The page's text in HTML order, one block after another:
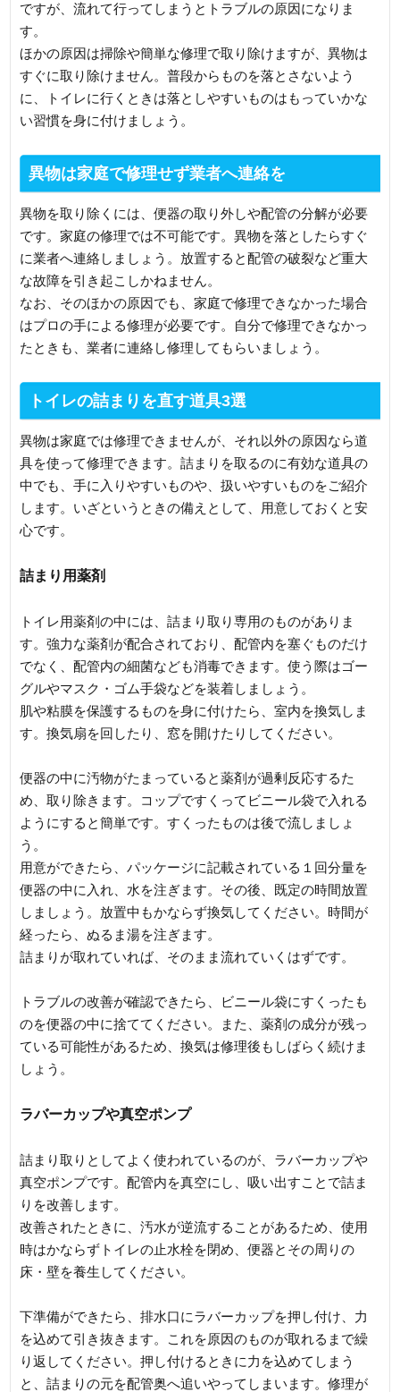
ですが、流れて行ってしまうとトラブルの原因になりま
す。
ほかの原因は掃除や簡単な修理で取り除けますが、異物は
すぐに取り除けません。普段からものを落とさないよう
に、トイレに行くときは落としやすいものはもっていかな
い習慣を身に付けましょう。
異物は家庭で修理せず業者へ連絡を
異物を取り除くには、便器の取り外しや配管の分解が必要
です。家庭の修理では不可能です。異物を落としたらすぐ
に業者へ連絡しましょう。放置すると配管の破裂など重大
な故障を引き起こしかねません。
なお、そのほかの原因でも、家庭で修理できなかった場合
はプロの手による修理が必要です。自分で修理できなかっ
たときも、業者に連絡し修理してもらいましょう。
トイレの詰まりを直す道具3選
異物は家庭では修理できませんが、それ以外の原因なら道
具を使って修理できます。詰まりを取るのに有効な道具の
中でも、手に入りやすいものや、扱いやすいものをご紹介
します。いざというときの備えとして、用意しておくと安
心です。
詰まり用薬剤
トイレ用薬剤の中には、詰まり取り専用のものがありま
す。強力な薬剤が配合されており、配管内を塞ぐものだけ
でなく、配管内の細菌なども消毒できます。使う際はゴー
グルやマスク・ゴム手袋などを装着しましょう。
肌や粘膜を保護するものを身に付けたら、室内を換気しま
す。換気扇を回したり、窓を開けたりしてください。
便器の中に汚物がたまっていると薬剤が過剰反応するた
め、取り除きます。コップですくってビニール袋で入れる
ようにすると簡単です。すくったものは後で流しましょ
う。
用意ができたら、パッケージに記載されている１回分量を
便器の中に入れ、水を注ぎます。その後、既定の時間放置
しましょう。放置中もかならず換気してください。時間が
経ったら、ぬるま湯を注ぎます。
詰まりが取れていれば、そのまま流れていくはずです。
トラブルの改善が確認できたら、ビニール袋にすくったも
のを便器の中に捨ててください。また、薬剤の成分が残っ
ている可能性があるため、換気は修理後もしばらく続けま
しょう。
ラバーカップや真空ポンプ
詰まり取りとしてよく使われているのが、ラバーカップや
真空ポンプです。配管内を真空にし、吸い出すことで詰ま
りを改善します。
改善されたときに、汚水が逆流することがあるため、使用
時はかならずトイレの止水栓を閉め、便器とその周りの
床・壁を養生してください。
下準備ができたら、排水口にラバーカップを押し付け、力
を込めて引き抜きます。これを原因のものが取れるまで繰
り返してください。押し付けるときに力を込めてしまう
と、詰まりの元を配管奥へ追いやってしまいます。修理が